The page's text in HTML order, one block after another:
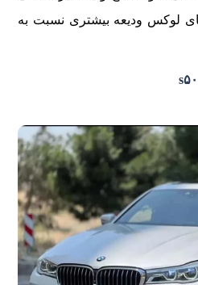
لوکس ودیعه بیشتری نسبت به